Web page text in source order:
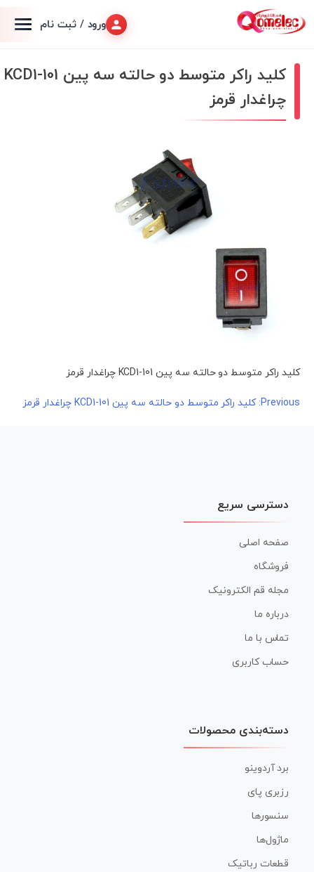
ورود / ثبت نام
کلید راکر متوسط دو حالته سه پین KCD1-101
چراغدار قرمز
کلید راکر متوسط دو حالته سه پین KCD1-101 چراغدار قرمز
راهبری
Previous: کلید راکر متوسط دو حالته سه پین KCD1-101 چراغدار قرمز
دسترسی سریع
صفحه اصلی
فروشگاه
مجله قم الکترونیک
درباره ما
تماس با ما
حساب کاربری
دسته‌بندی محصولات
برد آردوینو
رزبری پای
سنسورها
ماژول‌ها
قطعات رباتیک